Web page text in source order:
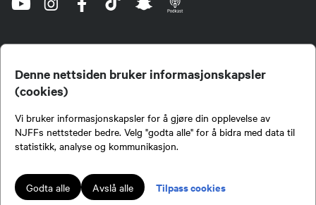
Denne nettsiden bruker informasjonskapsler
(cookies)
Vi bruker informasjonskapsler for å gjøre din opplevelse av
NJFFs nettsteder bedre. Velg "godta alle" for å bidra med data til
statistikk, analyse og kommunikasjon.
Godta alle Avslå alle Tilpass cookies
jegere og sportsfiskere og et av de viktigste miljøene for formidling av kunnskap om jakt og
fiske i Norge. Vi er en partipolitisk nøytral organisasjon, men har et sterkt jakt-, fiske-, og
naturpolitisk engasjement i mange saker.
Lokalforeninger tilsluttet Norges Jeger- og Fiskerforbund har ansvar for innhold de
publiserer på njff.no.